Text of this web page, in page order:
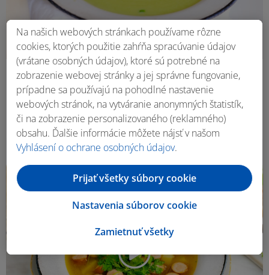
Beautifood
Letná hrášková polievka
30 min 4 porcie
Na našich webových stránkach používame rôzne
cookies, ktorých použitie zahŕňa spracúvanie údajov
(vrátane osobných údajov), ktoré sú potrebné na
zobrazenie webovej stránky a jej správne fungovanie,
prípadne sa používajú na pohodlné nastavenie
webových stránok, na vytváranie anonymných štatistík,
či na zobrazenie personalizovaného (reklamného)
obsahu. Ďalšie informácie môžete nájsť v našom
Vyhlásení o ochrane osobných údajov.
Zamietnuť všetky
Nastavenia súborov cookie
Prijať všetky súbory cookie